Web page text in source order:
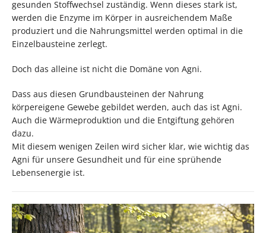
gesunden Stoffwechsel zuständig. Wenn dieses stark ist,
werden die Enzyme im Körper in ausreichendem Maße
produziert und die Nahrungsmittel werden optimal in die
Einzelbausteine zerlegt.
Doch das alleine ist nicht die Domäne von Agni.
Dass aus diesen Grundbausteinen der Nahrung
körpereigene Gewebe gebildet werden, auch das ist Agni.
Auch die Wärmeproduktion und die Entgiftung gehören
dazu.
Mit diesem wenigen Zeilen wird sicher klar, wie wichtig das
Agni für unsere Gesundheit und für eine sprühende
Lebensenergie ist.